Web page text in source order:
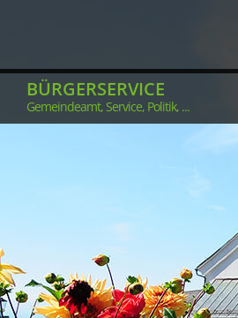
BÜRGERSERVICE
Gemeindeamt, Service, Politik, ...